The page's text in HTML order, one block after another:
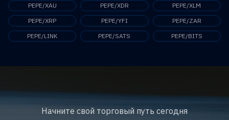
PEPE/XAU
PEPE/XDR
PEPE/XLM
PEPE/XRP
PEPE/YFI
PEPE/ZAR
PEPE/LINK
PEPE/SATS PEPE/BITS
Начните свой торговый путь сегодня